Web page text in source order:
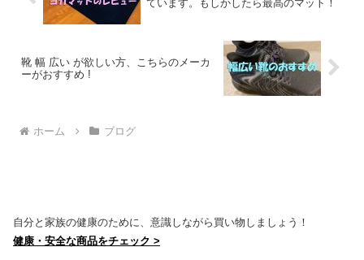
ています。もしかしたら最高のマット！
靴 幅 広い が欲しい方、こちらのメーカ
ーがおすすめ !
ホーム ブログ
自分と家族の健康のために、意識しながら買い物しましょう！
健康・安全な商品をチェック >